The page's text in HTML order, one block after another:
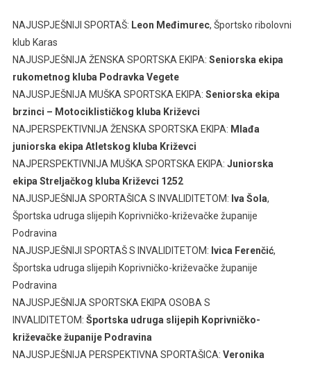
NAJUSPJEŠNIJI SPORTAŠ: Leon Međimurec, Športsko ribolovni
klub Karas
NAJUSPJEŠNIJA ŽENSKA SPORTSKA EKIPA: Seniorska ekipa
rukometnog kluba Podravka Vegete
NAJUSPJEŠNIJA MUŠKA SPORTSKA EKIPA: Seniorska ekipa
brzinci – Motociklističkog kluba Križevci
NAJPERSPEKTIVNIJA ŽENSKA SPORTSKA EKIPA: Mlađa
juniorska ekipa Atletskog kluba Križevci
NAJPERSPEKTIVNIJA MUŠKA SPORTSKA EKIPA: Juniorska
ekipa Streljačkog kluba Križevci 1252
NAJUSPJEŠNIJA SPORTAŠICA S INVALIDITETOM: Iva Šola,
Športska udruga slijepih Koprivničko-križevačke županije
Podravina
NAJUSPJEŠNIJI SPORTAŠ S INVALIDITETOM: Ivica Ferenčić,
Športska udruga slijepih Koprivničko-križevačke županije
Podravina
NAJUSPJEŠNIJA SPORTSKA EKIPA OSOBA S
INVALIDITETOM: Športska udruga slijepih Koprivničko-
križevačke županije Podravina
NAJUSPJEŠNIJA PERSPEKTIVNA SPORTAŠICA: Veronika